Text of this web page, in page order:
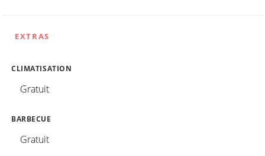
EXTRAS
CLIMATISATION
Gratuit
BARBECUE
Gratuit